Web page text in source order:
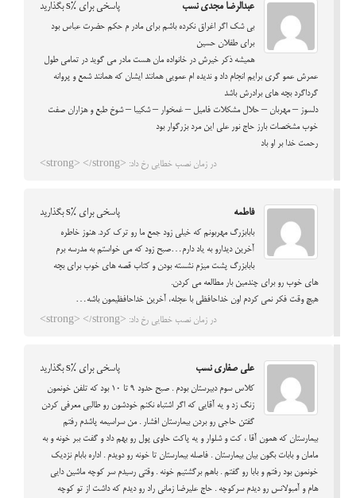
عبدالرضا مجدي نسب پاسخی برای %s بگذارید
بي شك اگر اغراق نكرده باشم براي مادر م حكم حضرت عباس بود
براي طفلان حسين
هميشه ذكر خيرش در خانواده مان هست مادر مي گويد در تمامي طول
عمرش عمو گري برايم انجام داد و نديده ام عمويي همانند ايشان كه همانند شمع و پروانه
گرداگرد بچه هاي برادرش باشد
دلسوز – مهربان – حلال مشكلات فاميل – غمخوار – شكيبا – شوخ طبع و هزاران صفت
خوب مشخصات بارز حاج نور علي اين مرد بزرگوار بود
رحمت خدا بر او باد
در زمان نصب خطایی رخ داد: <strong> </strong>
فاطمه پاسخی برای %s بگذارید
بابابزرگ مهربونم که خیلی زود جمع ما رو ترک کرد. هنوز خاطره
آخرین دیدارو به یاد دارم…صبح زود که می خواستم به مدرسه برم
بابابزرگ پشت میزم نشسته بودن و کتاب قصه های خوب برای بچه
های خوب رو برای چندمین بار مطالعه می کردن.
هیچ وقت فکر نمی کردم اون خداحافظی با عجله، آخرین خداحافظیمون باشه…
در زمان نصب خطایی رخ داد: <strong> </strong>
علی صفاری نسب پاسخی برای %s بگذارید
کلاس سوم دبیرستان بودم . صبح حدود 9 تا 10 بود که تلفن خونمون
زنگ زد و یه آقایی که اگر اشتباه نکنم خودشون رو طالبی معرفی کردن
گفتن حاجی رو بردن بیمارستان افشار . من سراسیمه پاشدم رفتم
بیمارستان که همون آقا ، کت و شلوار و یه پاکت حاوی پول رو بهم داد و گفت ببر خونه و به
مامان و بابات بگون بیان بیمارستان . فاصله بیمارستان تا خونه رو دویدم . اداره بابام نزدیک
خونمون بود رفتم و بابا رو گفتم . باهم برگشتیم خونه . وقتی رسیدم سر کوچه ماشین دایی
هام و آمبولانس رو دیدم سرکوچه . حاج علیرضا زمانی راد رو دیدم که داشت از تو کوچه